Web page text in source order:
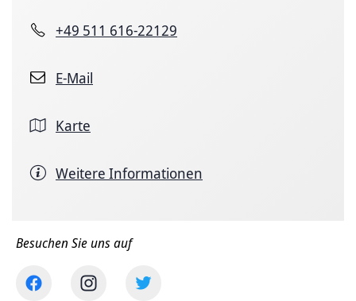
+49 511 616-22129
E-Mail
Karte
Weitere Informationen
Besuchen Sie uns auf